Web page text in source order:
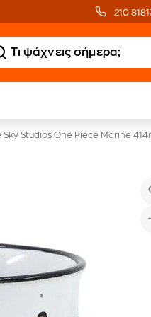
210
Sky Studios One Piece Marine